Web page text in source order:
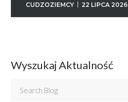
CUDZOZIEMCY 22 LIPCA 2026
Wyszukaj Aktualność